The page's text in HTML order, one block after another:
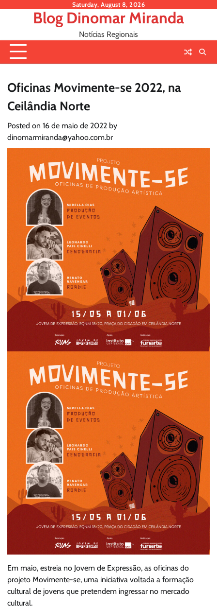
Saturday, August 8, 2026
Blog Dinomar Miranda
Notícias Regionais
Oficinas Movimente-se 2022, na
Ceilândia Norte
Posted on 16 de maio de 2022 by
dinomarmiranda@yahoo.com.br
Em maio, estreia no Jovem de Expressão, as oficinas do
projeto Movimente-se, uma iniciativa voltada a formação
cultural de jovens que pretendem ingressar no mercado
cultural.